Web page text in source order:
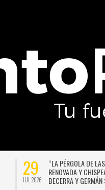
29
JUL 2026
“LA PÉRGOLA DE
RENOVADA Y
BECERRA Y GERMÁN